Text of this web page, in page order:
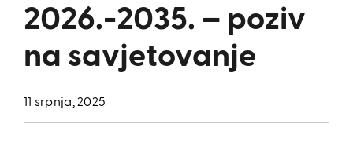
2026.-2035. – poziv
na savjetovanje
11 srpnja, 2025